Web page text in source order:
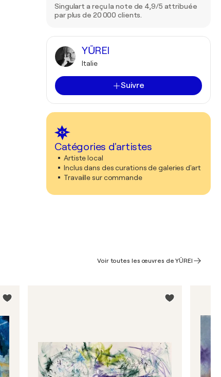
Singulart a reçu la note de 4,9/5 attribuée
par plus de 20 000 clients.
YŪREI
Italie
Suivre
Catégories d'artistes
Artiste local
Inclus dans des curations de galeries d'art
Travaille sur commande
Voir toutes les œuvres de YŪREI